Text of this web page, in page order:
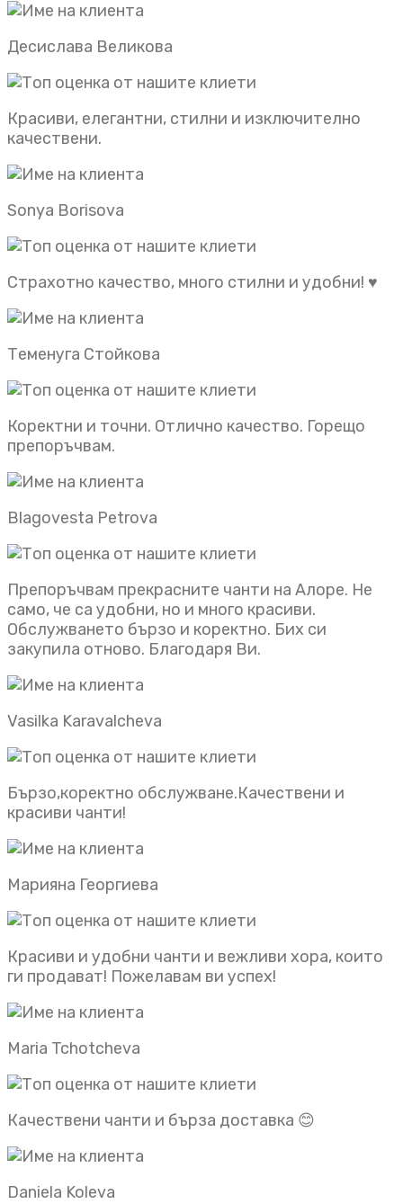
Десислава Великова
Красиви, елегантни, стилни и изключително
качествени.
Sonya Borisova
Страхотно качество, много стилни и удобни! ♥️
Теменуга Стойкова
Коректни и точни. Отлично качество. Горещо
препоръчвам.
Blagovesta Petrova
Препоръчвам прекрасните чанти на Алоре. Не
само, че са удобни, но и много красиви.
Обслужването бързо и коректно. Бих си
закупила отново. Благодаря Ви.
Vasilka Karavalcheva
Бързо,коректно обслужване.Качествени и
красиви чанти!
Марияна Георгиева
Красиви и удобни чанти и вежливи хора, които
ги продават! Пожелавам ви успех!
Maria Tchotcheva
Качествени чанти и бърза доставка 😊
Daniela Koleva